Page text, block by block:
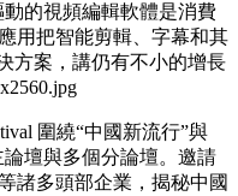
的視頻編輯軟體是消費
用把智能剪輯、字幕和其
方案，講仍有不小的增長
圍繞“中國新流行”與
壇與多個分論壇。邀請
諸多頭部企業，揭秘中國